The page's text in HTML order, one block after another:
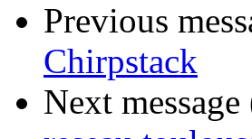
Previous
Chirpstack
Next